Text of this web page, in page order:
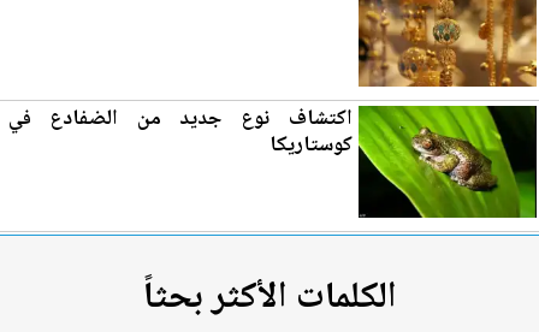
اكتشاف نوع جديد من الضفادع في
كوستاريكا
الكلمات الأكثر بحثاً